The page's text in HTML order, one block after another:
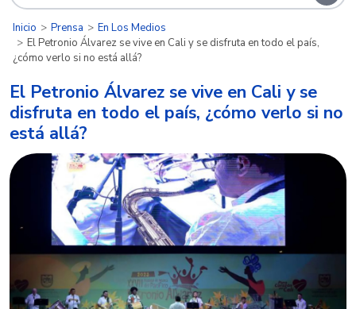
Inicio Prensa
En Los Medios
El Petronio Álvarez se vive en Cali y se disfruta en todo el país,
¿cómo verlo si no está allá?
El Petronio Álvarez se vive en Cali y se
disfruta en todo el país, ¿cómo verlo si no
está allá?